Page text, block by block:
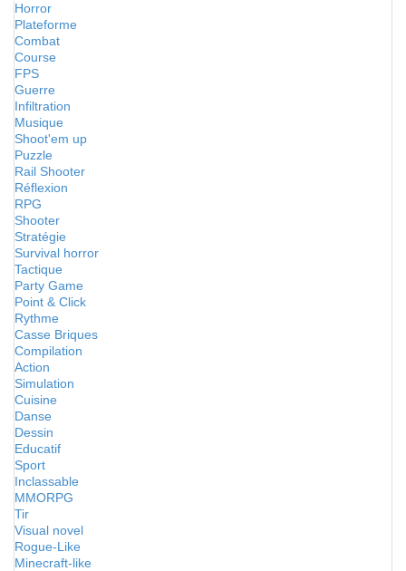
Horror
Plateforme
Combat
Course
FPS
Guerre
Infiltration
Musique
Shoot'em up
Puzzle
Rail Shooter
Réflexion
RPG
Shooter
Stratégie
Survival horror
Tactique
Party Game
Point & Click
Rythme
Casse Briques
Compilation
Action
Simulation
Cuisine
Danse
Dessin
Educatif
Sport
Inclassable
MMORPG
Tir
Visual novel
Rogue-Like
Minecraft-like